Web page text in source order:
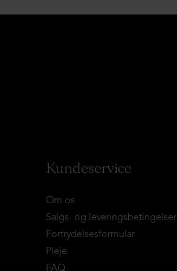
Kundeservice
Om os
Salgs- og leveringsbetingelser
Fortrydelsesformular
Pleje
FAQ